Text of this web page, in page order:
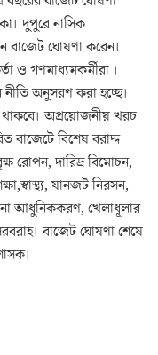
দুপুরে নাসিক
বাজেট ঘোষণা করেন।
ও গণমাধ্যমকর্মীরা ।
অনুসরণ করা হচ্ছে।
থাকবে। অপ্রয়োজনীয় খরচ
বাজেটে বিশেষ বরাদ্দ
রোপন, দারিদ্র বিমোচন,
যানজট নিরসন,
আধুনিককরণ, খেলাধূলার
বাজেট ঘোষণা শেষে